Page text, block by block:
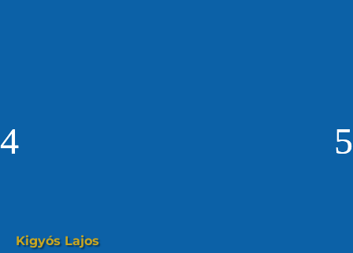
Kigyós Lajos